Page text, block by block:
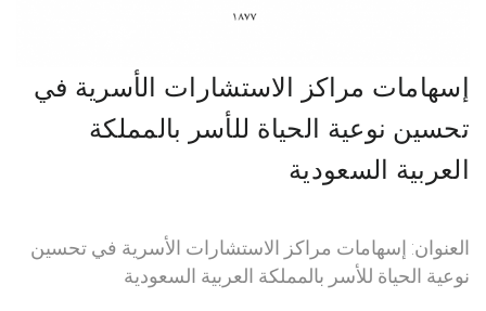
إسهامات مراكز الاستشارات الأسرية في
تحسين نوعية الحياة للأسر بالمملكة
العربية السعودية
العنوان: إسهامات مراكز الاستشارات الأسرية في تحسين
نوعية الحياة للأسر بالمملكة العربية السعودية